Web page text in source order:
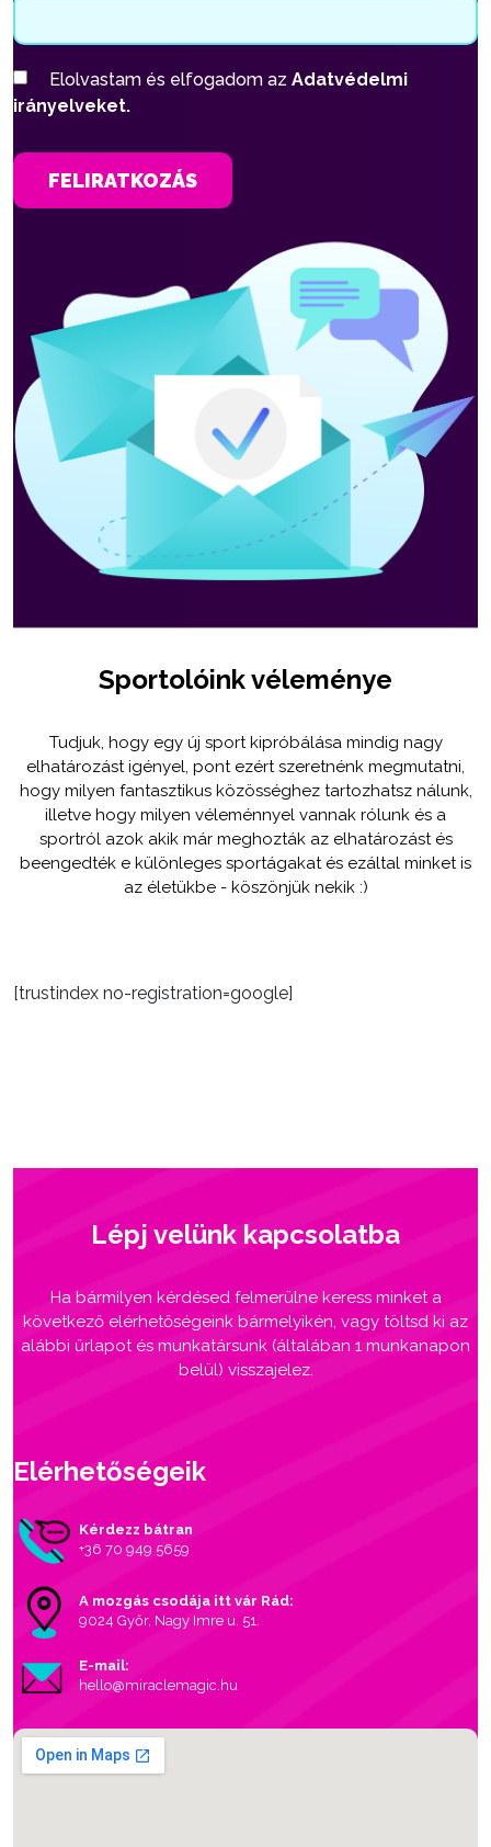
Elolvastam és elfogadom az Adatvédelmi
irányelveket.
FELIRATKOZÁS
Sportolóink véleménye
Tudjuk, hogy egy új sport kipróbálása mindig nagy
elhatározást igényel, pont ezért szeretnénk megmutatni,
hogy milyen fantasztikus közösséghez tartozhatsz nálunk,
illetve hogy milyen véleménnyel vannak rólunk és a
sportról azok akik már meghozták az elhatározást és
beengedték e különleges sportágakat és ezáltal minket is
az életükbe - köszönjük nekik :)
[trustindex no-registration=google]
Lépj velünk kapcsolatba
Ha bármilyen kérdésed felmerülne keress minket a
következő elérhetőségeink bármelyikén, vagy töltsd ki az
alábbi űrlapot és munkatársunk (általában 1 munkanapon
belül) visszajelez.
Elérhetőségeik
Kérdezz bátran
+36 70 949 5659
A mozgás csodája itt vár Rád:
9024 Győr, Nagy Imre u. 51.
E-mail:
hello@miraclemagic.hu